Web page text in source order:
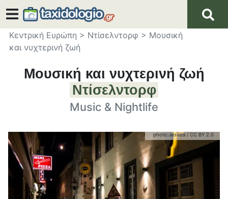
Κεντρική Ευρώπη > Ντίσελντορφ > Μουσική
και νυχτερινή ζωή
Μουσική και νυχτερινή ζωή
Ντίσελντορφ
Music & Nightlife
photo:Jessica / CC BY 2.0